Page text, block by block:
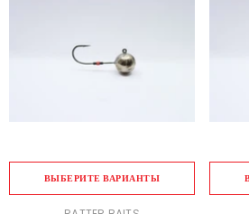
ВЫБЕРИТЕ ВАРИАНТЫ